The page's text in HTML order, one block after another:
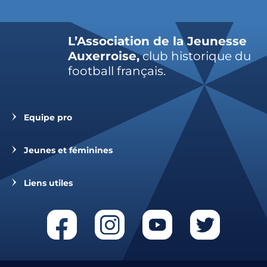
L’Association de la Jeunesse
Auxerroise,club historique du
football français.
Equipe pro
Jeunes et féminines
Liens utiles